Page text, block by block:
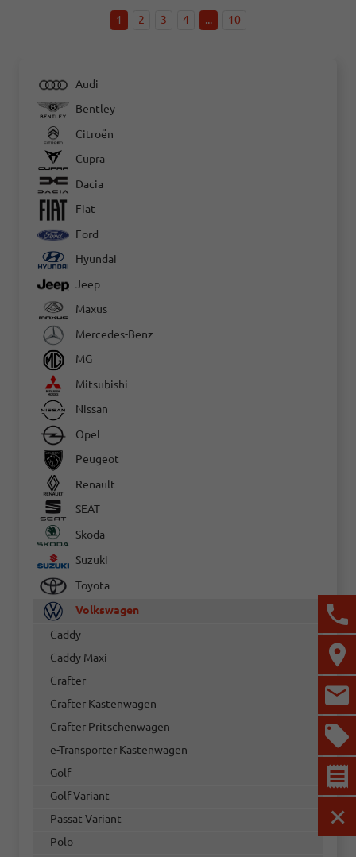
1 2 3 4 ... 10
Audi
Bentley
Citroën
Cupra
Dacia
Fiat
Ford
Hyundai
Jeep
Maxus
Mercedes-Benz
MG
Mitsubishi
Nissan
Opel
Peugeot
Renault
SEAT
Skoda
Suzuki
Toyota
Volkswagen
Caddy
Caddy Maxi
Crafter
Crafter Kastenwagen
Crafter Pritschenwagen
e-Transporter Kastenwagen
Golf
Golf Variant
Passat Variant
Polo